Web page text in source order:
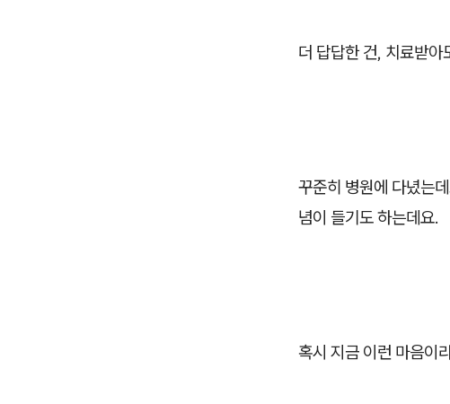
더 답답한 건, 치료받아
꾸준히 병원에 다녔는
념이 들기도 하는데요.
혹시 지금 이런 마음이